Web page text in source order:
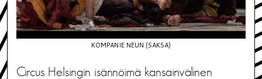
KOMPANIE NEUN (SAKSA)
Circus Helsingin isännöimä kansainvälinen